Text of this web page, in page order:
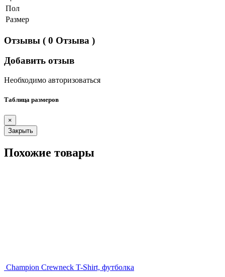
Пол
Размер
Отзывы ( 0 Отзыва )
Добавить отзыв
Необходимо авторизоваться
Таблица размеров
×
Закрыть
Похожие товары
Champion Crewneck T-Shirt, футболка